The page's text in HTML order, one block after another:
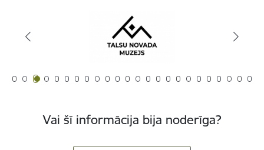
Vai šī informācija bija noderīga?